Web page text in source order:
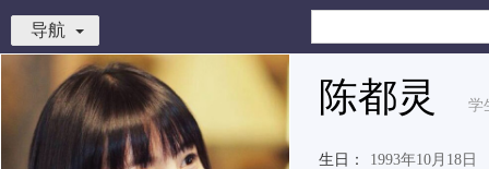
导航
陈都灵 学
生日： 1993年10月18日